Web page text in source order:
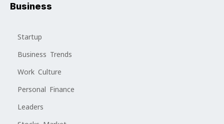
Business
Startup
Business Trends
Work Culture
Personal Finance
Leaders